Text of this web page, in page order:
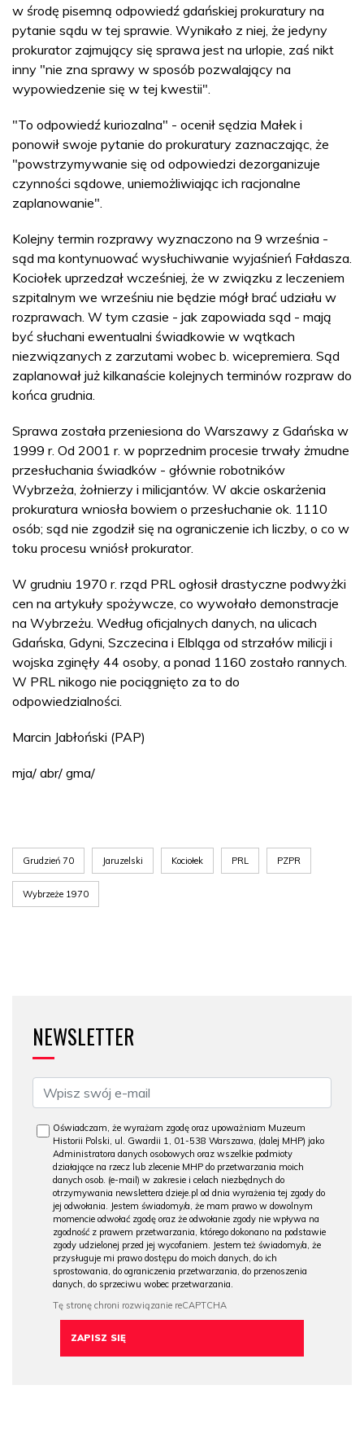
w środę pisemną odpowiedź gdańskiej prokuratury na
pytanie sądu w tej sprawie. Wynikało z niej, że jedyny
prokurator zajmujący się sprawa jest na urlopie, zaś nikt
inny "nie zna sprawy w sposób pozwalający na
wypowiedzenie się w tej kwestii".
"To odpowiedź kuriozalna" - ocenił sędzia Małek i
ponowił swoje pytanie do prokuratury zaznaczając, że
"powstrzymywanie się od odpowiedzi dezorganizuje
czynności sądowe, uniemożliwiając ich racjonalne
zaplanowanie".
Kolejny termin rozprawy wyznaczono na 9 września -
sąd ma kontynuować wysłuchiwanie wyjaśnień Fałdasza.
Kociołek uprzedzał wcześniej, że w związku z leczeniem
szpitalnym we wrześniu nie będzie mógł brać udziału w
rozprawach. W tym czasie - jak zapowiada sąd - mają
być słuchani ewentualni świadkowie w wątkach
niezwiązanych z zarzutami wobec b. wicepremiera. Sąd
zaplanował już kilkanaście kolejnych terminów rozpraw do
końca grudnia.
Sprawa została przeniesiona do Warszawy z Gdańska w
1999 r. Od 2001 r. w poprzednim procesie trwały żmudne
przesłuchania świadków - głównie robotników
Wybrzeża, żołnierzy i milicjantów. W akcie oskarżenia
prokuratura wniosła bowiem o przesłuchanie ok. 1110
osób; sąd nie zgodził się na ograniczenie ich liczby, o co w
toku procesu wniósł prokurator.
W grudniu 1970 r. rząd PRL ogłosił drastyczne podwyżki
cen na artykuły spożywcze, co wywołało demonstracje
na Wybrzeżu. Według oficjalnych danych, na ulicach
Gdańska, Gdyni, Szczecina i Elbląga od strzałów milicji i
wojska zginęły 44 osoby, a ponad 1160 zostało rannych.
W PRL nikogo nie pociągnięto za to do
odpowiedzialności.
Marcin Jabłoński (PAP)
mja/ abr/ gma/
Grudzień 70 Jaruzelski Kociołek PRL PZPR
Wybrzeże 1970
NEWSLETTER
Oświadczam, że wyrażam zgodę oraz upoważniam Muzeum
Historii Polski, ul. Gwardii 1, 01-538 Warszawa, (dalej MHP) jako
Administratora danych osobowych oraz wszelkie podmioty
działające na rzecz lub zlecenie MHP do przetwarzania moich
danych osob. (e-mail) w zakresie i celach niezbędnych do
otrzymywania newslettera dzieje.pl od dnia wyrażenia tej zgody do
jej odwołania. Jestem świadomy/a, że mam prawo w dowolnym
momencie odwołać zgodę oraz że odwołanie zgody nie wpływa na
zgodność z prawem przetwarzania, którego dokonano na podstawie
zgody udzielonej przed jej wycofaniem. Jestem też świadomy/a, że
przysługuje mi prawo dostępu do moich danych, do ich
sprostowania, do ograniczenia przetwarzania, do przenoszenia
danych, do sprzeciwu wobec przetwarzania.